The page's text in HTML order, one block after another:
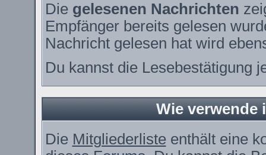
Die gelesenen Nachrichten
Empfänger bereits gelesen
Nachricht gelesen hat wird
Du kannst die Lesebestätigung
Wie verwende
Die Mitgliederlisteenthält eine